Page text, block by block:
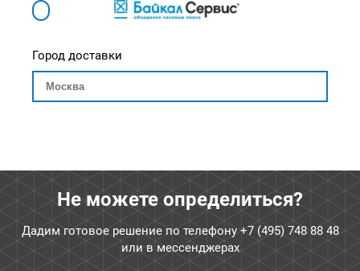
Город доставки
Не можете определиться?
Дадим готовое решение по телефону +7 (495) 748 88 48
или в мессенджерах